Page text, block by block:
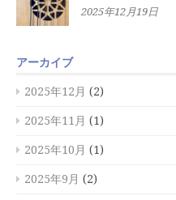
2025年12月19日
アーカイブ
2025年12月 (2)
2025年11月 (1)
2025年10月 (1)
2025年9月 (2)